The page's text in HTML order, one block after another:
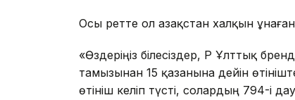
Осы ретте ол Қазақстан халқын
«Өздеріңіз білесіздер, ҚР Ұлттық
тамызынан 15 қазанына дейін
өтініш келіп түсті, солардың 794-і